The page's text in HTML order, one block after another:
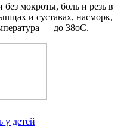
мокроты, боль и резь в
и суставах, насморк,
— до 38оС.
у детей